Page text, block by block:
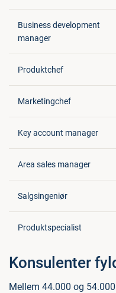
Business development
manager
Produktchef
Marketingchef
Key account manager
Area sales manager
Salgsingeniør
Produktspecialist
Konsulenter
Mellem 44.000 og